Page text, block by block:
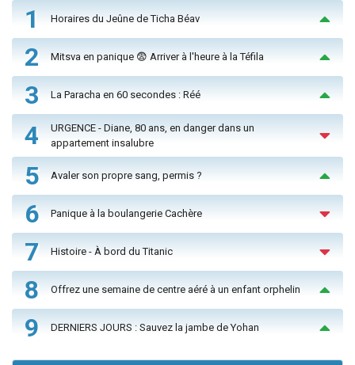
1 Horaires du Jeûne de Ticha Béav
2 Mitsva en panique 😨 Arriver à l'heure à la Téfila
3 La Paracha en 60 secondes : Réé
4
URGENCE - Diane, 80 ans, en danger dans un
appartement insalubre
5 Avaler son propre sang, permis ?
6 Panique à la boulangerie Cachère
7 Histoire - À bord du Titanic
8 Offrez une semaine de centre aéré à un enfant orphelin
9 DERNIERS JOURS : Sauvez la jambe de Yohan